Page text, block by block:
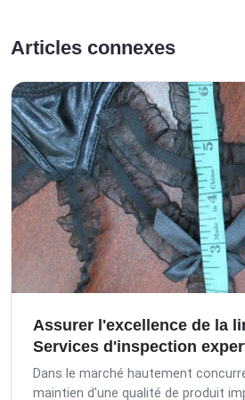
Articles connexes
Assurer l'excellence de la
Services d'inspection
Dans le marché hautement
maintien d'une qualité de produit